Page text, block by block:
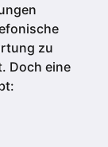
zu
Doch eine